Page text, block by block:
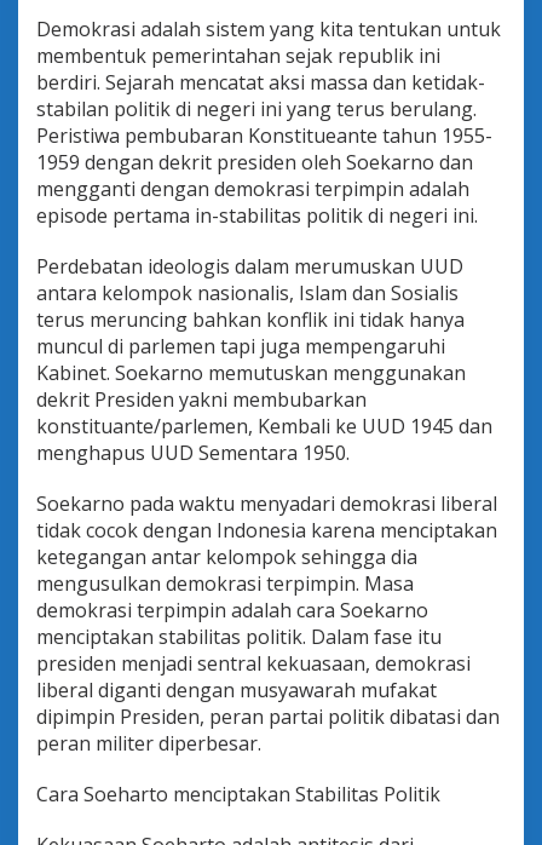
Demokrasi adalah sistem yang kita tentukan untuk
membentuk pemerintahan sejak republik ini
berdiri. Sejarah mencatat aksi massa dan ketidak-
stabilan politik di negeri ini yang terus berulang.
Peristiwa pembubaran Konstitueante tahun 1955-
1959 dengan dekrit presiden oleh Soekarno dan
mengganti dengan demokrasi terpimpin adalah
episode pertama in-stabilitas politik di negeri ini.
Perdebatan ideologis dalam merumuskan UUD
antara kelompok nasionalis, Islam dan Sosialis
terus meruncing bahkan konflik ini tidak hanya
muncul di parlemen tapi juga mempengaruhi
Kabinet. Soekarno memutuskan menggunakan
dekrit Presiden yakni membubarkan
konstituante/parlemen, Kembali ke UUD 1945 dan
menghapus UUD Sementara 1950.
Soekarno pada waktu menyadari demokrasi liberal
tidak cocok dengan Indonesia karena menciptakan
ketegangan antar kelompok sehingga dia
mengusulkan demokrasi terpimpin. Masa
demokrasi terpimpin adalah cara Soekarno
menciptakan stabilitas politik. Dalam fase itu
presiden menjadi sentral kekuasaan, demokrasi
liberal diganti dengan musyawarah mufakat
dipimpin Presiden, peran partai politik dibatasi dan
peran militer diperbesar.
Cara Soeharto menciptakan Stabilitas Politik